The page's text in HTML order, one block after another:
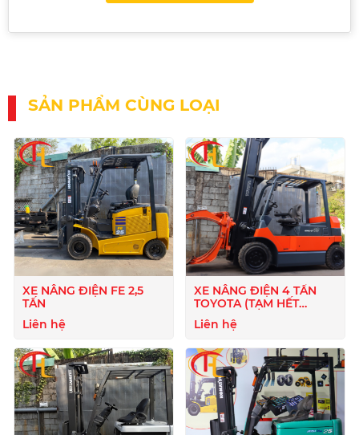
SẢN PHẨM CÙNG LOẠI
XE NÂNG ĐIỆN FE 2,5
TẤN
Liên hệ
XE NÂNG ĐIỆN 4 TẤN
TOYOTA (TẠM HẾT
HÀNG)
Liên hệ